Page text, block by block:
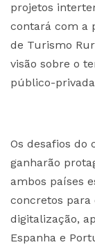
projetos
contará com a
de Turismo
visão sobre o
público-
Os desafios do
ganharão
ambos países
concretos para
digitalização,
Espanha e